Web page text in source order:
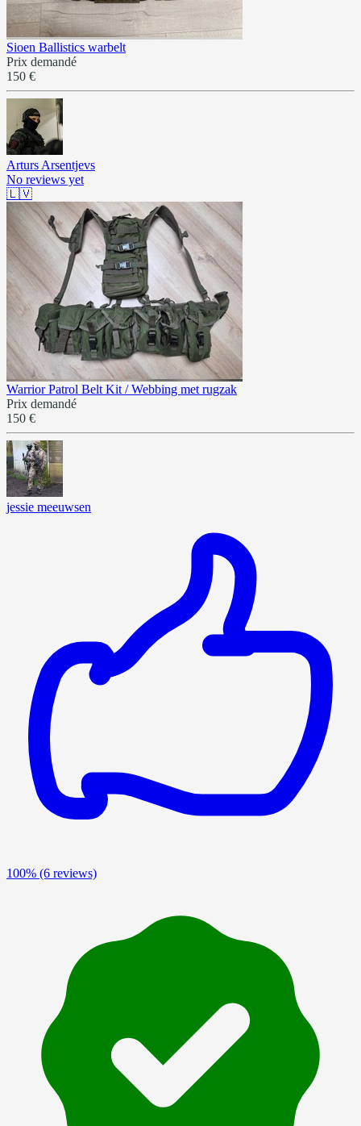
Sioen Ballistics warbelt
Prix demandé
150 €
Arturs Arsentjevs
No reviews yet
🇱🇻
Warrior Patrol Belt Kit / Webbing met rugzak
Prix demandé
150 €
jessie meeuwsen
100% (6 reviews)